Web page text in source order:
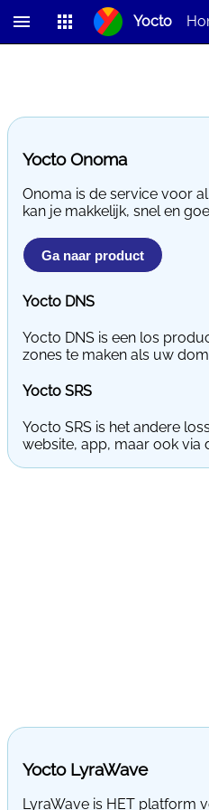
Yocto
Yocto Onoma
Onoma is de service voor
kan je makkelijk, snel en
Ga naar product
Yocto DNS
Yocto DNS is een los
zones te maken als uw
Yocto SRS
Yocto SRS is het andere
website, app, maar ook via
Yocto LyraWave
LyraWave is HET platform